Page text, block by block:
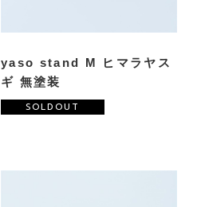
yaso stand M ヒマラヤス
ギ 無塗装
SOLDOUT